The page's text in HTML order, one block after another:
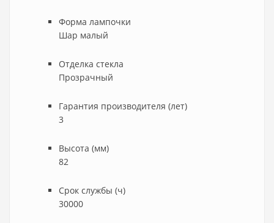
Форма лампочки
Шар малый
Отделка стекла
Прозрачный
Гарантия производителя (лет)
3
Высота (мм)
82
Срок службы (ч)
30000